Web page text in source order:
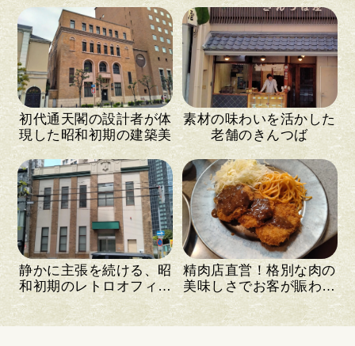
初代通天閣の設計者が体
現した昭和初期の建築美
素材の味わいを活かした
老舗のきんつば
静かに主張を続ける、昭
和初期のレトロオフィス
ビル
精肉店直営！格別な肉の
美味しさでお客が賑わう
洋食店